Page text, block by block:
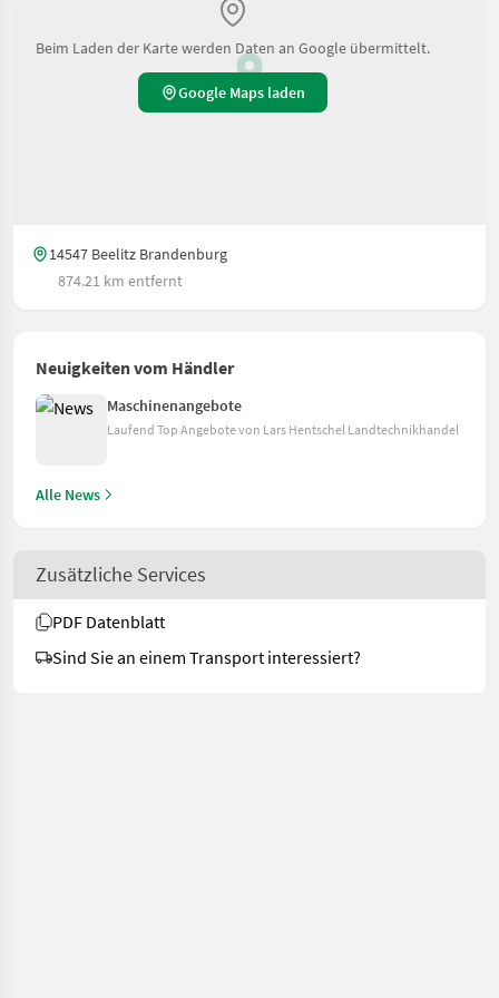
Beim Laden der Karte werden Daten an Google übermittelt.
Google Maps laden
14547 Beelitz Brandenburg
874.21 km entfernt
Neuigkeiten vom Händler
Maschinenangebote
Laufend Top Angebote von Lars Hentschel Landtechnikhandel
Alle News
Zusätzliche Services
PDF Datenblatt
Sind Sie an einem Transport interessiert?